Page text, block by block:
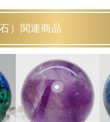
）関連商品